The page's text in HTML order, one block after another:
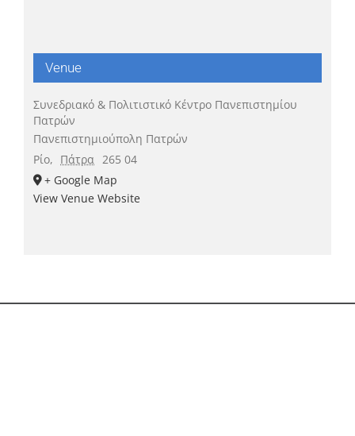
Venue
Συνεδριακό & Πολιτιστικό Κέντρο Πανεπιστημίου
Πατρών
Πανεπιστημιούπολη Πατρών
Ρίο, Πάτρα 265 04
+ Google Map
View Venue Website